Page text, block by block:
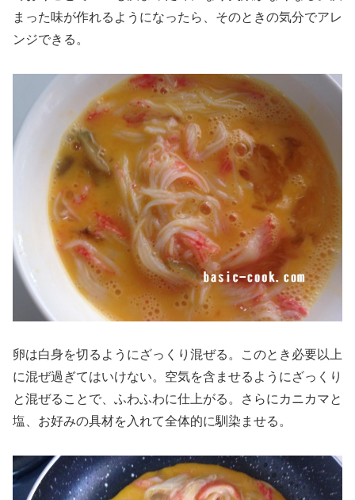
まった味が作れるようになったら、そのときの気分でアレ
ンジできる。
卵は白身を切るようにざっくり混ぜる。このとき必要以上
に混ぜ過ぎてはいけない。空気を含ませるようにざっくり
と混ぜることで、ふわふわに仕上がる。さらにカニカマと
塩、お好みの具材を入れて全体的に馴染ませる。